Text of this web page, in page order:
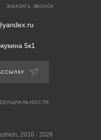
ЗАКАЗАТЬ ЗВОНОК
5к1
2010 - 2026